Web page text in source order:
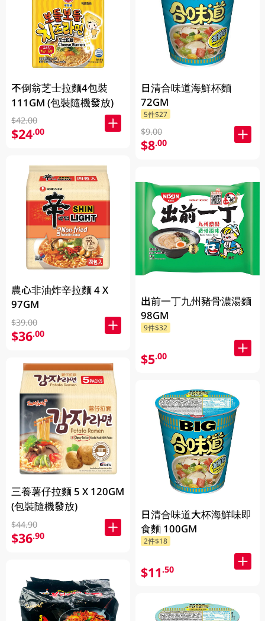
不倒翁芝士拉麵4包裝
111GM (包裝隨機發放)
$42.00
$24.00
農心非油炸辛拉麵 4 X
97GM
$39.00
$36.00
三養薯仔拉麵 5 X 120GM
(包裝隨機發放)
$44.90
$36.90
日清合味道海鮮杯麵
72GM
5件$27
$9.00
$8.00
出前一丁九州豬骨濃湯麵
98GM
9件$32
$5.00
日清合味道大杯海鮮味即
食麵 100GM
2件$18
$11.50